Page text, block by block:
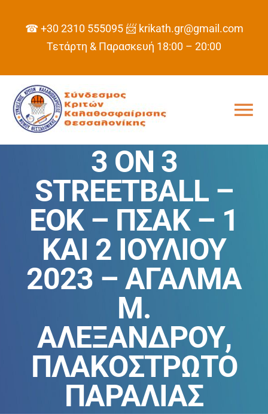
☎ +30 2310 555095 📨 krikath.gr@gmail.com
Τετάρτη & Παρασκευή 18:00 – 20:00
ΣΥΝΔΕΣΜΟΣ
ΠΡΟΓΡΑΜΜΑ
ΑΝΑΚΟΙΝΩΣΕΙΣ
ΚΑΝΟΝΙΣΜΟΙ
ΧΡΗΣΙΜΑ ΑΡΧΕΙΑ
3 ΟΝ 3
STREETBALL –
EOK – ΠΣΑΚ – 1
ΚΑΙ 2 ΙΟΥΛΙΟΥ
2023 – ΑΓΑΛΜΑ
Μ.
ΑΛΕΞΑΝΔΡΟΥ,
ΠΛΑΚOΣΤΡΩΤΟ
ΠΑΡΑΛΙΑΣ